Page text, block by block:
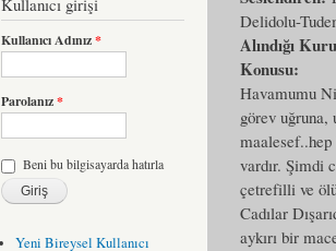
Kullanıcı Adınız*
Parolanız*
Beni bu bilgisayarda hatırla
Yeni Bireysel Kullanıcı
Delidolu-
Alındığı
Konusu:
Havamumu
görev
vardır. Şimdi
çetrefilli ve
Cadılar
aykırı bir